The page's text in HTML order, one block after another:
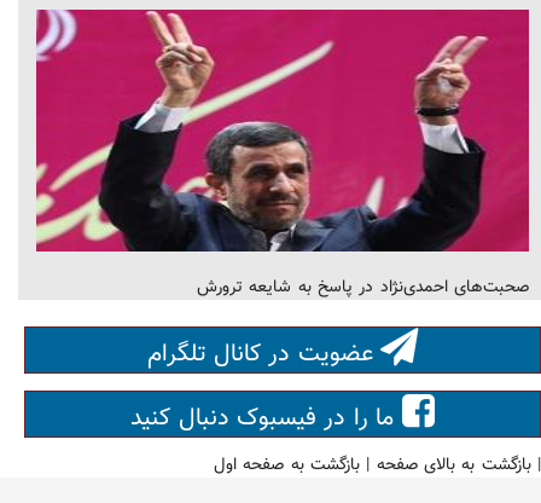
صحبت‌های احمدی‌نژاد در پاسخ به شایعه ترورش
عضویت در کانال تلگرام
ما را در فیسبوک دنبال کنید
|بازگشت به بالای صفحه |بازگشت به صفحه اول